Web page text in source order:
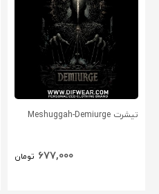
تیشرت Meshuggah-Demiurge
677,000 تومان